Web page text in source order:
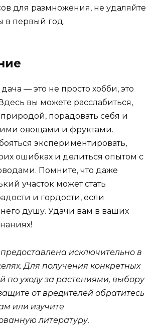
для размножения, не удаляйте
в первый год.
— это не просто хобби, это
вы можете расслабиться,
порадовать себя и
овощами и фруктами.
экспериментировать,
ошибках и делиться опытом с
Помните, что даже
участок может стать
и гордости, если
душу. Удачи вам в ваших
исключительно в
Для получения конкретных
по уходу за растениями, выбору
от вредителей обратитесь
или изучите
литературу.